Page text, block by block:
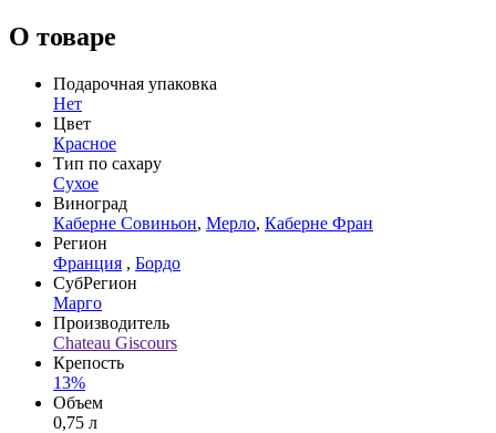
О товаре
Подарочная упаковка
Нет
Цвет
Красное
Тип по сахару
Сухое
Виноград
Каберне Совиньон, Мерло, Каберне Фран
Регион
Франция , Бордо
СубРегион
Марго
Производитель
Chateau Giscours
Крепость
13%
Объем
0,75 л